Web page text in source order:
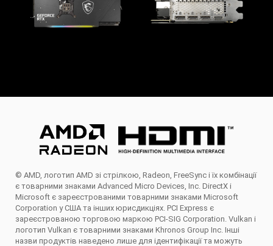
© AMD, логотип AMD зі стрілкою, Radeon, FreeSync і їх комбінації
є товарними знаками Advanced Micro Devices, Inc. DirectX і
Microsoft є зареєстрованими товарними знаками Microsoft
Corporation у США та інших юрисдикціях. PCI Express є
зареєстрованою торговою маркою PCI-SIG Corporation. Vulkan і
логотип Vulkan є товарними знаками Khronos Group Inc. Інші
назви продуктів наведено лише для ідентифікації та можуть